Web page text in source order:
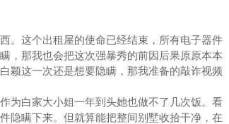
。这个出租屋的使命已经结束，所有电子器件
，那我也会把这次强暴秀的前因后果原原本本
颖这一次还是想要隐瞒，那我准备的敲诈视频
为白家大小姐一年到头她也做不了几次饭。看
隐瞒下来。但就算能把整间别墅收拾干净，在